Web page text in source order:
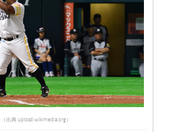
（出典 upload.wikimedia.org）